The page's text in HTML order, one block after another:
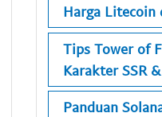
Harga Litecoin
Tips Tower of
Karakter SSR
Panduan